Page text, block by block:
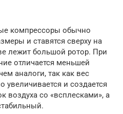
компрессоры обычно
и ставятся сверху на
лежит большой ротор. При
отличается меньшей
аналоги, так как вес
увеличивается и создается
воздуха со «всплесками», а